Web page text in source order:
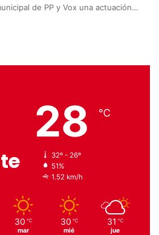
de PP y Vox una actuación…
28 ℃
32º - 26º
51%
1.52 km/h
30 ℃
mar
30 ℃
mié
31 ℃
jue